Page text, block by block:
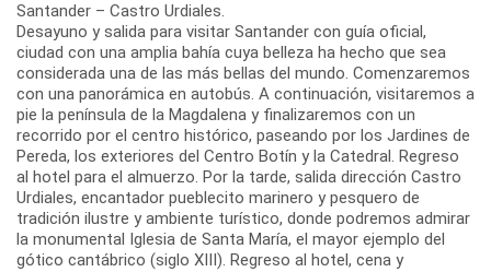
Santander – Castro Urdiales.
Desayuno y salida para visitar Santander con guía oficial,
ciudad con una amplia bahía cuya belleza ha hecho que sea
considerada una de las más bellas del mundo. Comenzaremos
con una panorámica en autobús. A continuación, visitaremos a
pie la península de la Magdalena y finalizaremos con un
recorrido por el centro histórico, paseando por los Jardines de
Pereda, los exteriores del Centro Botín y la Catedral. Regreso
al hotel para el almuerzo. Por la tarde, salida dirección Castro
Urdiales, encantador pueblecito marinero y pesquero de
tradición ilustre y ambiente turístico, donde podremos admirar
la monumental Iglesia de Santa María, el mayor ejemplo del
gótico cantábrico (siglo XIII). Regreso al hotel, cena y